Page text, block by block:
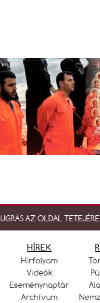
UGRÁS AZ OLDAL TETEJÉRE
HÍREK
Hírfolyam
Videók
Eseménynaptár
Archívum